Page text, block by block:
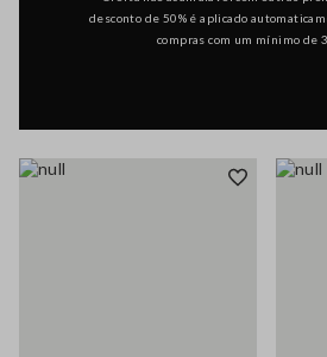
desconto de 50% é aplicado
compras com um mínimo de